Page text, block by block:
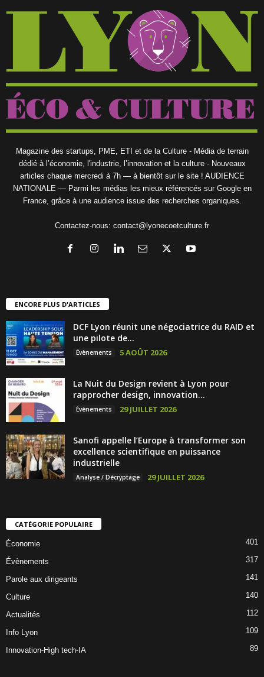
Magazine des startups, PME, ETI et de la Culture - Média de terrain
dédié à l’économie, l'industrie, l’innovation et la culture - Nouveaux
articles chaque mercredi à 7h — à bientôt sur le site ! AUDIENCE
NATIONALE — Parmi les médias les mieux référencés sur Google en
France, grâce à une audience issue des recherches organiques.
Contactez-nous: contact@lyonecoetculture.fr
ENCORE PLUS D'ARTICLES
DCF Lyon réunit une négociatrice du RAID et
une pilote de...
Évènements 5 AOÛT 2026
La Nuit du Design revient à Lyon pour
rapprocher design, innovation...
Évènements 29 JUILLET 2026
Sanofi appelle l’Europe à transformer son
excellence scientifique en puissance
industrielle
Analyse / Décryptage 29 JUILLET 2026
CATÉGORIE POPULAIRE
Économie 401
Évènements 317
Parole aux dirigeants 141
Culture 140
Actualités 112
Info Lyon 109
Innovation-High tech-IA 89